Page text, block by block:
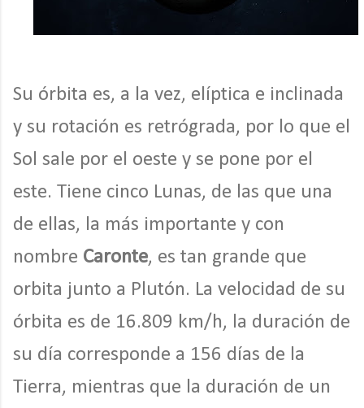
Su órbita es, a la vez, elíptica e inclinada
y su rotación es retrógrada, por lo que el
Sol sale por el oeste y se pone por el
este. Tiene cinco Lunas, de las que una
de ellas, la más importante y con
nombre Caronte, es tan grande que
orbita junto a Plutón. La velocidad de su
órbita es de 16.809 km/h, la duración de
su día corresponde a 156 días de la
Tierra, mientras que la duración de un